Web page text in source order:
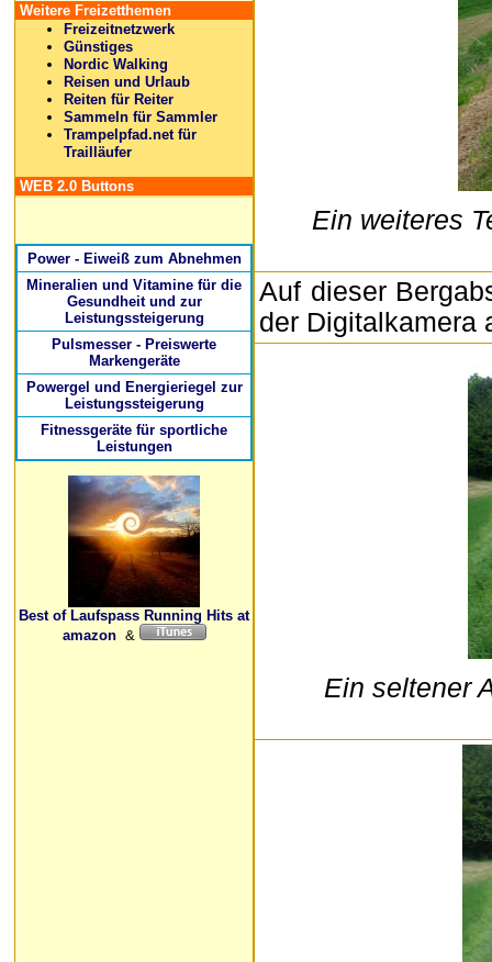
Weitere Freizetthemen
Freizeitnetzwerk
Günstiges
Nordic Walking
Reisen und Urlaub
Reiten für Reiter
Sammeln für Sammler
Trampelpfad.net für
Trailläufer
WEB 2.0 Buttons
Power - Eiweiß zum Abnehmen
Mineralien und Vitamine für die
Gesundheit und zur
Leistungssteigerung
Pulsmesser - Preiswerte
Markengeräte
Powergel und Energieriegel zur
Leistungssteigerung
Fitnessgeräte für sportliche
Leistungen
Best of Laufspass Running Hits at
amazon&
Ein weiteres
Auf dieser
der Digitalkamera
Ein seltener